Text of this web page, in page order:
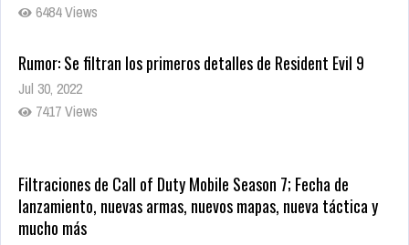
6484 Views
Rumor: Se filtran los primeros detalles de Resident Evil 9
Jul 30, 2022
7417 Views
Filtraciones de Call of Duty Mobile Season 7; Fecha de
lanzamiento, nuevas armas, nuevos mapas, nueva táctica y
mucho más